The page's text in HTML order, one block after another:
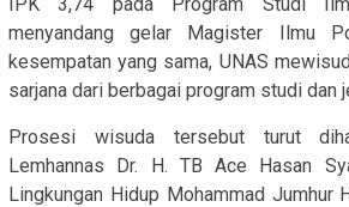
menyandang gelar Magister Ilmu
kesempatan yang sama, UNAS
sarjana dari berbagai program studi dan
Prosesi wisuda tersebut turut
Lemhannas Dr. H. TB Ace Hasan
Lingkungan Hidup Mohammad Jumhur